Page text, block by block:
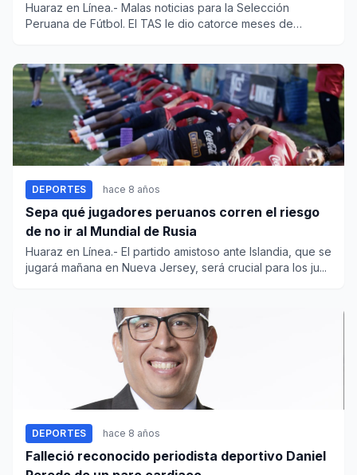
Huaraz en Línea.- Malas noticias para la Selección
Peruana de Fútbol. El TAS le dio catorce meses de
DEPORTES hace 8 años
Sepa qué jugadores peruanos corren el riesgo
de no ir al Mundial de Rusia
Huaraz en Línea.- El partido amistoso ante Islandia, que se
jugará mañana en Nueva Jersey, será crucial para los ju...
DEPORTES hace 8 años
Falleció reconocido periodista deportivo Daniel